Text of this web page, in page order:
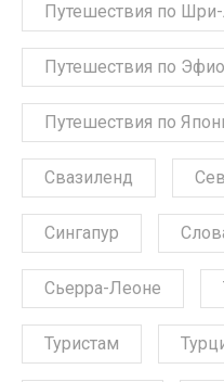
Путешествия по
Путешествия по
Путешествия по
Свазиленд
Сингапур
Сьерра-Леоне
Туристам